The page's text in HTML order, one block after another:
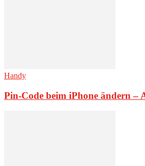
Handy
Pin-Code beim iPhone ändern –